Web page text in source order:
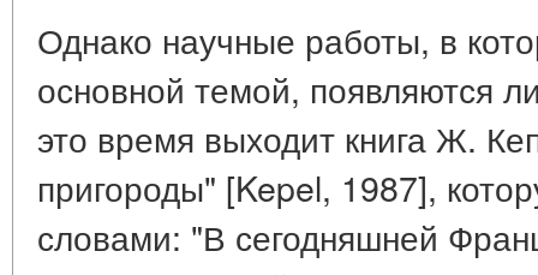
Однако научные работы, в
основной темой, появляются
это время выходит книга Ж.
пригороды" [Kepel, 1987],
словами: "В сегодняшней